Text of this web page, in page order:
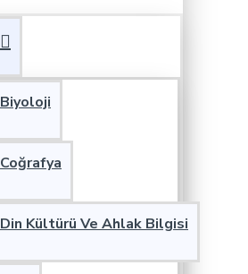
Biyoloji
Coğrafya
Din Kültürü Ve Ahlak Bilgisi